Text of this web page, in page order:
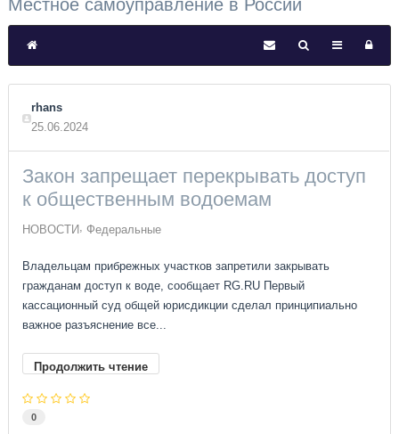
Местное самоуправление в России
rhans
25.06.2024
Закон запрещает перекрывать доступ
к общественным водоемам
НОВОСТИ Федеральные
Владельцам прибрежных участков запретили закрывать
гражданам доступ к воде, сообщает RG.RU Первый
кассационный суд общей юрисдикции сделал принципиально
важное разъяснение все...
Продолжить чтение
0